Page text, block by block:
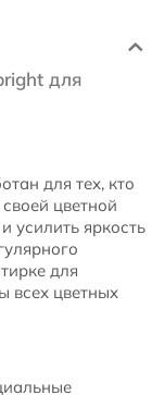
для
для тех, кто
цветной
усилить яркость
для
всех цветных